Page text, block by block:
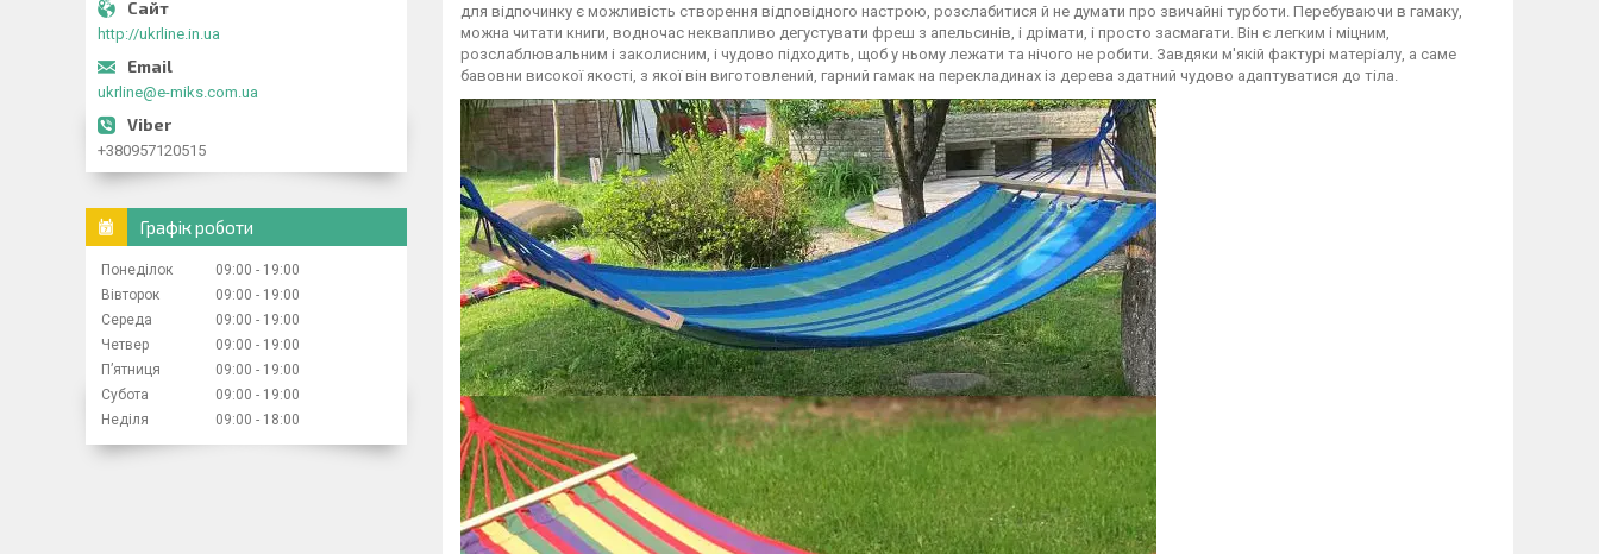
для відпочинку є можливість створення відповідного настрою, розслабитися й не думати про звичайні турботи. Перебуваючи в гамаку,
можна читати книги, водночас неквапливо дегустувати фреш з апельсинів, і дрімати, і просто засмагати. Він є легким і міцним,
розслаблювальним і заколисним, і чудово підходить, щоб у ньому лежати та нічого не робити. Завдяки м'якій фактурі матеріалу, а саме
бавовни високої якості, з якої він виготовлений, гарний гамак на перекладинах із дерева здатний чудово адаптуватися до тіла.
http://ukrline.in.ua
ukrline@e-miks.com.ua
+380957120515
Графік роботи
Понеділок 09:00
19:00
Вівторок
09:00
19:00
Середа
09:00
19:00
Четвер
09:00
19:00
Пʼятниця
09:00
19:00
Субота
09:00
19:00
Неділя
09:00 18:00